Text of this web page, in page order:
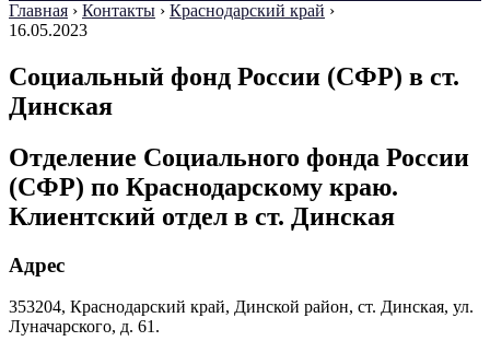
Главная › Контакты › Краснодарский край ›
16.05.2023
Социальный фонд России (СФР) в ст.
Динская
Отделение Социального фонда России
(СФР) по Краснодарскому краю.
Клиентский отдел в ст. Динская
Адрес
353204, Краснодарский край, Динской район, ст. Динская, ул.
Луначарского, д. 61.